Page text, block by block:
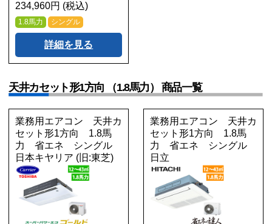
234,960円 (税込)
1.8馬力 シングル
詳細を見る
天井カセット形1方向 （1.8馬力） 商品一覧
業務用エアコン 天井カ
セット形1方向 1.8馬
力 省エネ シングル
日本キヤリア (旧:東芝)
業務用エアコン 天井カ
セット形1方向 1.8馬
力 省エネ シングル
日立